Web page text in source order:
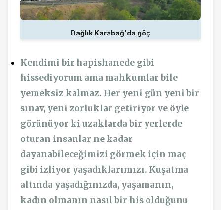
Dağlık Karabağ'da göç
Kendimi bir hapishanede gibi
hissediyorum ama mahkumlar bile
yemeksiz kalmaz. Her yeni gün yeni bir
sınav, yeni zorluklar getiriyor ve öyle
görünüyor ki uzaklarda bir yerlerde
oturan insanlar ne kadar
dayanabileceğimizi görmek için maç
gibi izliyor yaşadıklarımızı. Kuşatma
altında yaşadığınızda, yaşamanın,
kadın olmanın nasıl bir his olduğunu